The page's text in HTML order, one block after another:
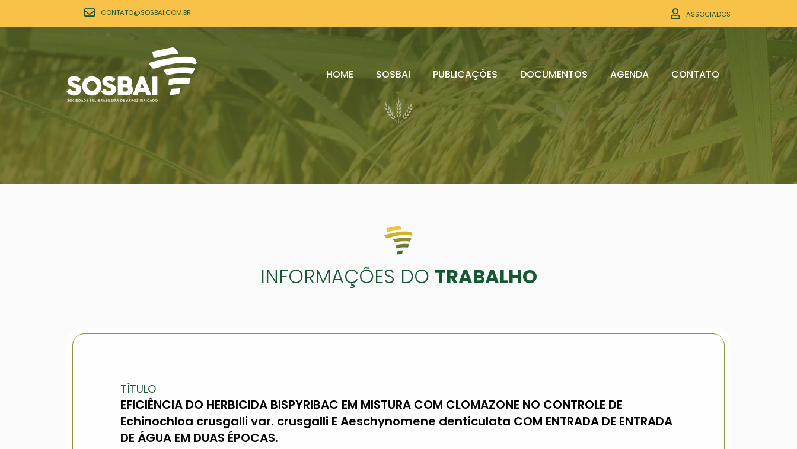
CONTATO@SOSBAI.COM.BR ASSOCIADOS
HOME SOSBAI PUBLICAÇÕES DOCUMENTOS AGENDA CONTATO
INFORMAÇÕES DO TRABALHO
TÍTULO
EFICIÊNCIA DO HERBICIDA BISPYRIBAC EM MISTURA COM CLOMAZONE NO CONTROLE DE
Echinochloa crusgalli var. crusgalli E Aeschynomene denticulata COM ENTRADA DE ENTRADA
DE ÁGUA EM DUAS ÉPOCAS.